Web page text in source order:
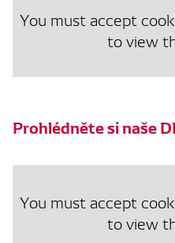
You must accept
to view
Prohlédněte si naše
You must accept
to view